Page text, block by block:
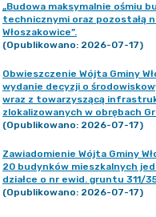
„Budowa maksymalnie ośmiu
technicznymi oraz pozostałą
Włoszakowice”.
(Opublikowano: 2026-07-17)
Obwieszczenie Wójta Gminy
wydanie decyzji o
wraz z towarzyszącą
zlokalizowanych w obrębach
(Opublikowano: 2026-07-17)
Zawiadomienie Wójta Gminy
20 budynków mieszkalnych
działce o nr ewid. gruntu 311/
(Opublikowano: 2026-07-17)